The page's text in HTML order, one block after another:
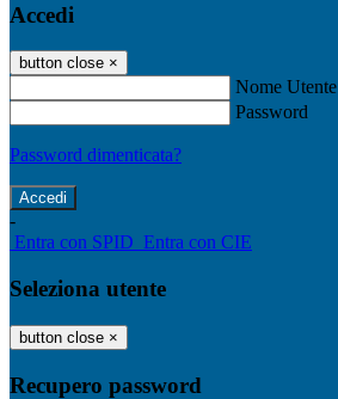
Accedi
button close ×
Nome Utente
Password
Password dimenticata?
-
Entra con SPID Entra con CIE
Seleziona utente
button close ×
Recupero password